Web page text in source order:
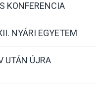
KONFERENCIA
NYÁRI EGYETEM
UTÁN ÚJRA